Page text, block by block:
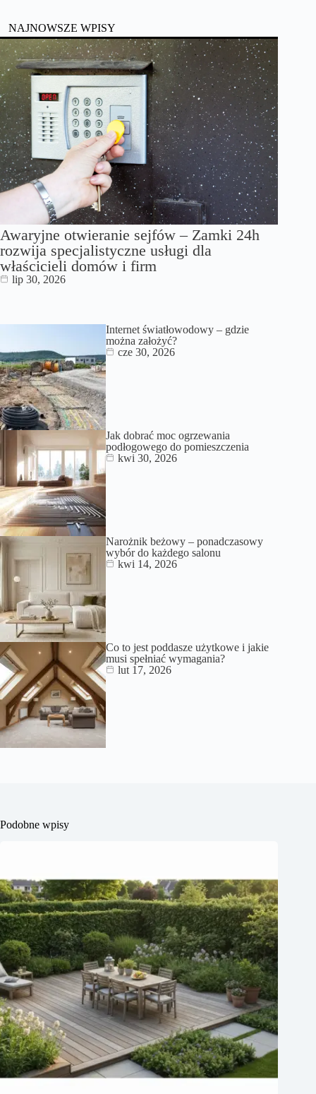
NAJNOWSZE WPISY
Awaryjne otwieranie sejfów – Zamki 24h
rozwija specjalistyczne usługi dla
właścicieli domów i firm
lip 30, 2026
Internet światłowodowy – gdzie
można założyć?
cze 30, 2026
Jak dobrać moc ogrzewania
podłogowego do pomieszczenia
kwi 30, 2026
Narożnik beżowy – ponadczasowy
wybór do każdego salonu
kwi 14, 2026
Co to jest poddasze użytkowe i jakie
musi spełniać wymagania?
lut 17, 2026
Podobne wpisy